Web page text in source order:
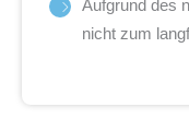
Aufgrund des
nicht zum